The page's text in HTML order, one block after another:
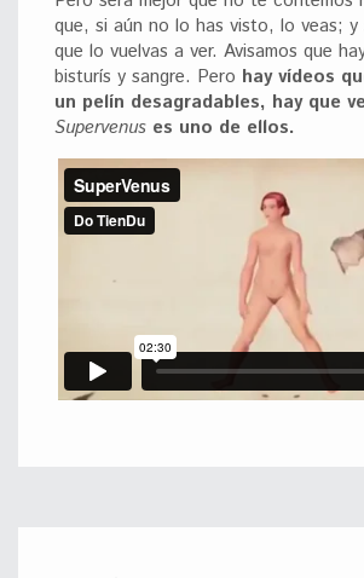
que, si aún no lo has visto, lo veas;
que lo vuelvas a ver. Avisamos que
bisturís y sangre. Pero hay vídeos
un pelín desagradables, hay que
Supervenus es uno de ellos.